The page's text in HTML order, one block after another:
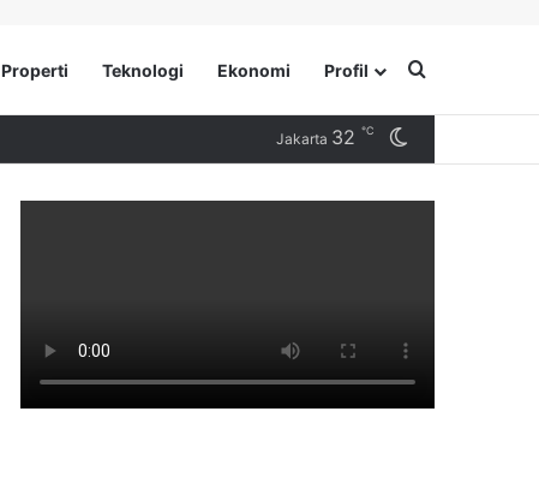
Properti Teknologi Ekonomi Profil Search for
Jakarta 32 ℃